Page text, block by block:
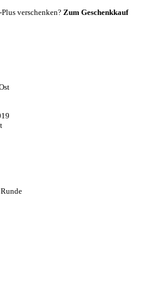
-Plus verschenken? Zum Geschenkkauf